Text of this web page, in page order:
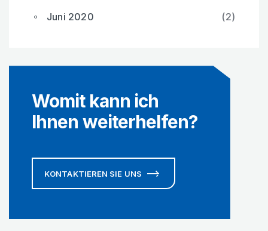
Juni 2020
(2)
Womit kann ich
Ihnen weiterhelfen?
KONTAKTIEREN SIE UNS